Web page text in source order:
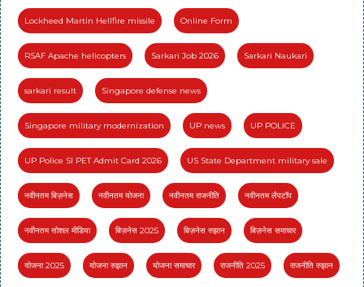
Lockheed Martin Hellfire missile Online Form
RSAF Apache helicopters Sarkari Job 2026 Sarkari Naukari
sarkari result Singapore defense news
Singapore military modernization UP news UP POLICE
UP Police SI PET Admit Card 2026 US State Department military sale
नवीनतम बिज़नेस नवीनतम योजना नवीनतम राजनीति नवीनतम लैपटॉप
नवीनतम सोशल मीडिया बिज़नेस 2025 बिज़नेस रुझान बिज़नेस समाचार
योजना 2025 योजना रुझान योजना समाचार राजनीति 2025 राजनीति रुझान